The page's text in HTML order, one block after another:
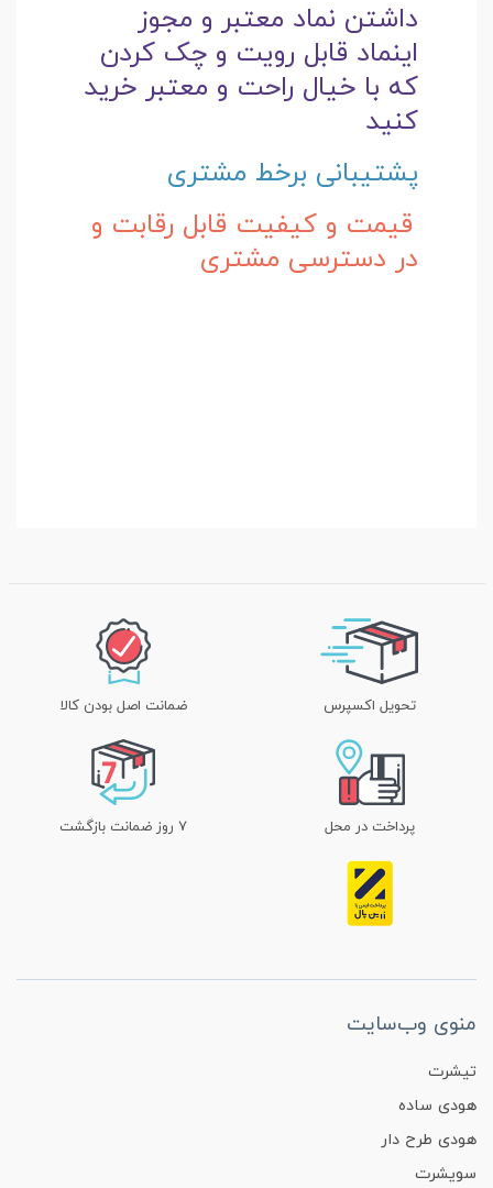
داشتن نماد معتبر و مجوز
اینماد قابل رویت و چک کردن
که با خیال راحت و معتبر خرید
کنید
پشتیبانی برخط مشتری
قیمت و کیفیت قابل رقابت و
در دسترسی مشتری
تحویل اکسپرس ضمانت اصل بودن کالا
پرداخت در محل ۷ روز ضمانت بازگشت
منوی وب‌سایت
تیشرت
هودی ساده
هودی طرح دار
سویشرت